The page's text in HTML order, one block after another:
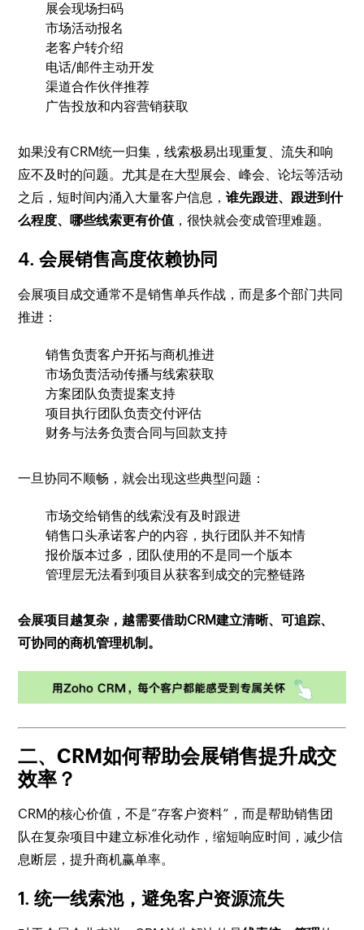
展会现场扫码
市场活动报名
老客户转介绍
电话/邮件主动开发
渠道合作伙伴推荐
广告投放和内容营销获取
如果没有CRM统一归集，线索极易出现重复、流失和响
应不及时的问题。尤其是在大型展会、峰会、论坛等活动
之后，短时间内涌入大量客户信息，谁先跟进、跟进到什
么程度、哪些线索更有价值 ，很快就会变成管理难题。
4. 会展销售高度依赖协同
会展项目成交通常不是销售单兵作战，而是多个部门共同
推进：
销售负责客户开拓与商机推进
市场负责活动传播与线索获取
方案团队负责提案支持
项目执行团队负责交付评估
财务与法务负责合同与回款支持
一旦协同不顺畅，就会出现这些典型问题：
市场交给销售的线索没有及时跟进
销售口头承诺客户的内容，执行团队并不知情
报价版本过多，团队使用的不是同一个版本
管理层无法看到项目从获客到成交的完整链路
会展项目越复杂，越需要借助CRM建立清晰、可追踪、
可协同的商机管理机制。
二、CRM如何帮助会展销售提升成交
效率？
CRM的核心价值，不是“存客户资料”，而是帮助销售团
队在复杂项目中建立标准化动作，缩短响应时间，减少信
息断层，提升商机赢单率。
1. 统一线索池，避免客户资源流失